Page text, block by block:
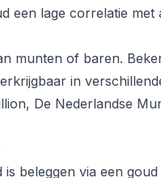
een lage correlatie
munten of baren.
in
De Nederlandse
beleggen via een